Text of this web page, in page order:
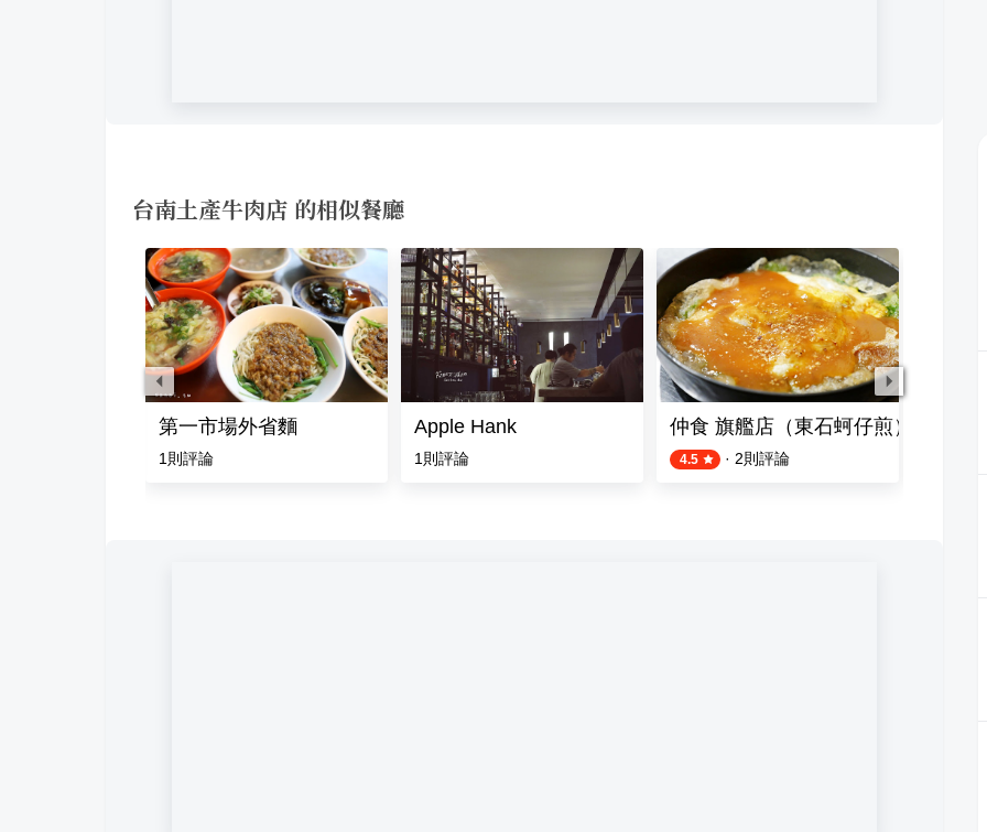
台南土產牛肉店 的相似餐廳
第一市場外省麵
1 則評論
Apple Hank
1 則評論
仲食 旗艦店（東石蚵仔煎）
4.5 · 2則評論
蒲公